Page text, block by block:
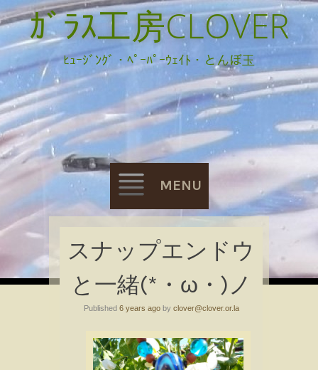
ｶﾞﾗｽ工房CLOVER
ﾋｭｰｼﾞﾝｸﾞ・ﾍﾟｰﾊﾟｰｳｪｲﾄ・とんぼ玉
MENU
Skip
to
content
スナップエンドウ
と一緒(*・ω・)ノ
Published 6 years agoby clover@clover.or.la